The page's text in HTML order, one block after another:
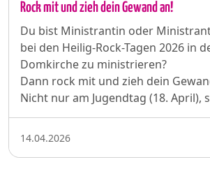
Rock mit und zieh dein Gewand an!
Du bist Ministrantin oder
bei den Heilig-Rock-Tagen 2026 in
Domkirche zu ministrieren?
Dann rock mit und zieh dein
Nicht nur am Jugendtag (18. April),
14.04.2026